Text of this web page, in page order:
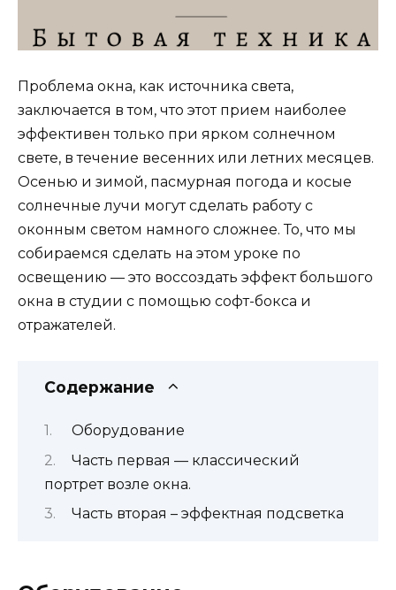
Проблема окна, как источника света,
заключается в том, что этот прием наиболее
эффективен только при ярком солнечном
свете, в течение весенних или летних месяцев.
Осенью и зимой, пасмурная погода и косые
солнечные лучи могут сделать работу с
оконным светом намного сложнее. То, что мы
собираемся сделать на этом уроке по
освещению — это воссоздать эффект большого
окна в студии с помощью софт-бокса и
отражателей.
Содержание
Оборудование
Часть первая — классический
портрет возле окна.
Часть вторая – эффектная подсветка